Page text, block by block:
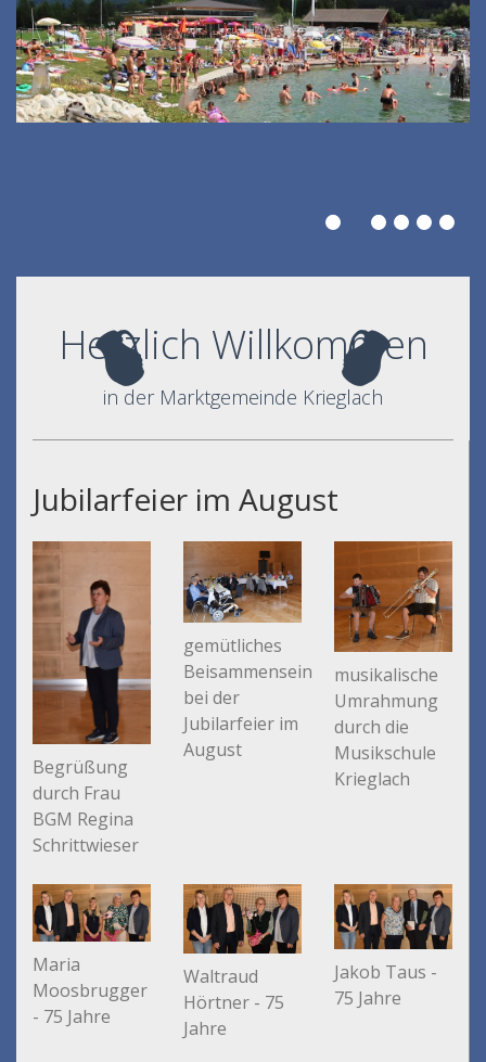
Herzlich Willkommen
in der Marktgemeinde Krieglach
Jubilarfeier im August
Begrüßung
durch Frau
BGM Regina
Schrittwieser
gemütliches
Beisammensein
bei der
Jubilarfeier im
August
musikalische
Umrahmung
durch die
Musikschule
Krieglach
Maria
Moosbrugger
- 75 Jahre
Waltraud
Hörtner - 75
Jahre
Jakob Taus -
75 Jahre